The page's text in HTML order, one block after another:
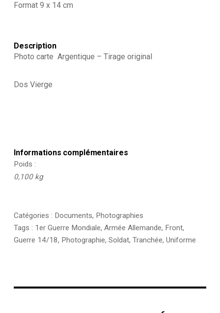
14/18
Artilleur
Format 9 x 14 cm
Description
Photo carte Argentique – Tirage original
Dos Vierge
Informations complémentaires
Poids
0,100 kg
Catégories : Documents, Photographies
Tags : 1er Guerre Mondiale, Armée Allemande, Front,
Guerre 14/18, Photographie, Soldat, Tranchée, Uniforme